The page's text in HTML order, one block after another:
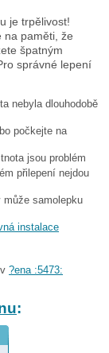
je trpělivost!
na paměti, že
špatným
správné lepení
nebyla dlouhodobě
počkejte na
jsou problém
přilepení nejdou
samolepku
instalace
?ena :5473:
: